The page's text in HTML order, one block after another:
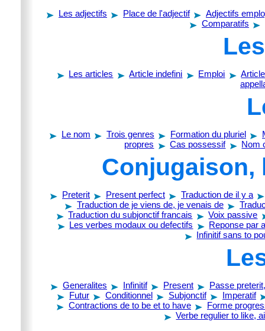
Les adjectifs Place de l'adjectif
Adjectifs
Comparatifs
Les articles Article indefini Emploi
Le nom Trois genres Formation du pluriel
propres
Cas possessif Nom
Conjugaison,
Preterit Present perfect
Traduction de il y a
Traduction de je viens de, je venais de
Traduction du subjonctif francais
Voix passive
Les verbes modaux ou defectifs
Reponse par
Infinitif sans to
Generalites Infinitif Present
Passe
Futur
Conditionnel Subjonctif
Imperatif
Contractions de to be et to have
Forme
Verbe regulier to like,